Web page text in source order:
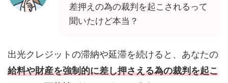
差押えの為の裁判を起こされるって
聞いたけど本当？
出光クレジットの滞納や延滞を続けると、あなたの
給料や財産を強制的に差し押さえる為の裁判を起こ